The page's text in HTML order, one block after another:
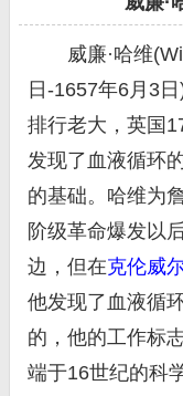
威廉·哈维
日-1657年6月3
排行老大，英国
发现了血液循环
的基础。哈维为
阶级革命爆发以
边，但在克伦威
他发现了血液循
的，他的工作标
端于16世纪的科